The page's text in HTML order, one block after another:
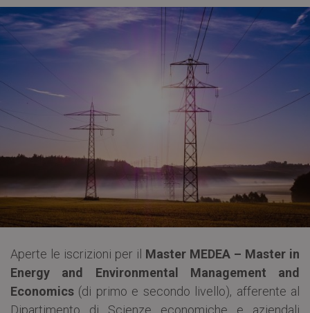
Aperte le iscrizioni per il Master MEDEA – Master in
Energy and Environmental Management and
Economics (di primo e secondo livello), afferente al
Dipartimento di Scienze economiche e aziendali